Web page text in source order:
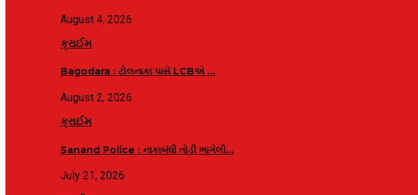
August 4, 2026
ક્રાઈમ
Bagodara : ટોલનાકા પાસે LCBએ ₹…
August 2, 2026
ક્રાઈમ
Sanand Police : નાકાબંધી તોડી ભાગેલી…
July 21, 2026